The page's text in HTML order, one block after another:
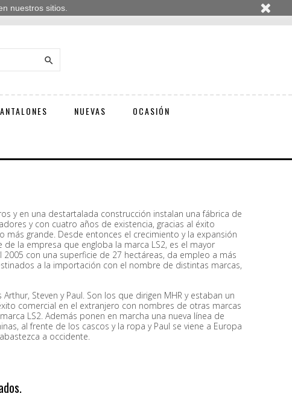

NUEVAS OCASIÓN
y en una destartalada construcción instalan una fábrica de
y con cuatro años de existencia, gracias al éxito
grande. Desde entonces el crecimiento y la expansión
la empresa que engloba la marca LS2, es el mayor
con una superficie de 27 hectáreas, da empleo a más
a la importación con el nombre de distintas marcas,
Steven y Paul. Son los que dirigen MHR y estaban un
comercial en el extranjero con nombres de otras marcas
LS2. Además ponen en marcha una nueva línea de
al frente de los cascos y la ropa y Paul se viene a Europa
a occidente.
nuestros sitios.